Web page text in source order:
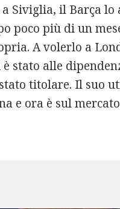
Siviglia, il Barça
poco più di un
A volerlo a
stato alle
titolare. Il suo
e ora è sul